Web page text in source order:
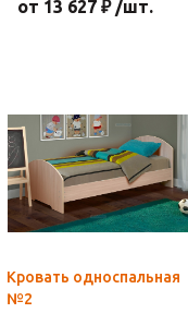
от 13 627 ₽ /шт.
Кровать односпальная
№2